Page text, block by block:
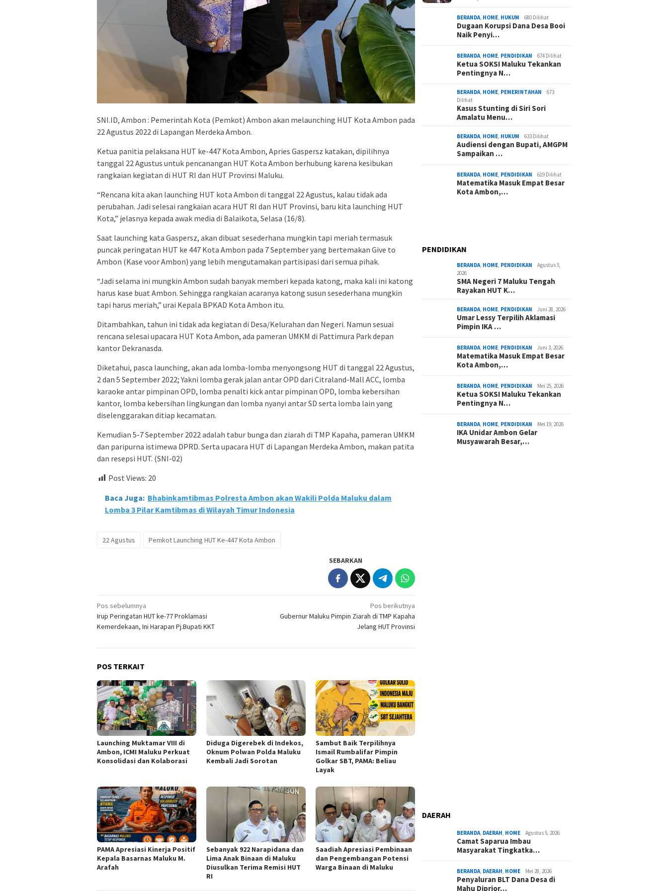
SNI.ID, Ambon : Pemerintah Kota (Pemkot) Ambon akan melaunching HUT Kota Ambon pada
22 Agustus 2022 di Lapangan Merdeka Ambon.
Ketua panitia pelaksana HUT ke-447 Kota Ambon, Apries Gaspersz katakan, dipilihnya
tanggal 22 Agustus untuk pencanangan HUT Kota Ambon berhubung karena kesibukan
rangkaian kegiatan di HUT RI dan HUT Provinsi Maluku.
“Rencana kita akan launching HUT kota Ambon di tanggal 22 Agustus, kalau tidak ada
perubahan. Jadi selesai rangkaian acara HUT RI dan HUT Provinsi, baru kita launching HUT
Kota,” jelasnya kepada awak media di Balaikota, Selasa (16/8).
Saat launching kata Gaspersz, akan dibuat sesederhana mungkin tapi meriah termasuk
puncak peringatan HUT ke 447 Kota Ambon pada 7 September yang bertemakan Give to
Ambon (Kase voor Ambon) yang lebih mengutamakan partisipasi dari semua pihak.
“Jadi selama ini mungkin Ambon sudah banyak memberi kepada katong, maka kali ini katong
harus kase buat Ambon. Sehingga rangkaian acaranya katong susun sesederhana mungkin
tapi harus meriah,” urai Kepala BPKAD Kota Ambon itu.
Ditambahkan, tahun ini tidak ada kegiatan di Desa/Kelurahan dan Negeri. Namun sesuai
rencana selesai upacara HUT Kota Ambon, ada pameran UMKM di Pattimura Park depan
kantor Dekranasda.
Diketahui, pasca launching, akan ada lomba-lomba menyongsong HUT di tanggal 22 Agustus,
2 dan 5 September 2022; Yakni lomba gerak jalan antar OPD dari Citraland-Mall ACC, lomba
karaoke antar pimpinan OPD, lomba penalti kick antar pimpinan OPD, lomba kebersihan
kantor, lomba kebersihan lingkungan dan lomba nyanyi antar SD serta lomba lain yang
diselenggarakan ditiap kecamatan.
Kemudian 5-7 September 2022 adalah tabur bunga dan ziarah di TMP Kapaha, pameran UMKM
dan paripurna istimewa DPRD. Serta upacara HUT di Lapangan Merdeka Ambon, makan patita
dan resepsi HUT. (SNI-02)
Post Views: 20
Baca Juga: Bhabinkamtibmas Polresta Ambon akan Wakili Polda Maluku dalam
Lomba 3 Pilar Kamtibmas di Wilayah Timur Indonesia
22 Agustus Pemkot Launching HUT Ke-447 Kota Ambon
SEBARKAN
Navigasi
pos
Pos sebelumnya
Irup Peringatan HUT ke-77 Proklamasi
Kemerdekaan, Ini Harapan Pj.Bupati KKT
Pos berikutnya
Gubernur Maluku Pimpin Ziarah di TMP Kapaha
Jelang HUT Provinsi
POS TERKAIT
Launching Muktamar VIII di
Ambon, ICMI Maluku Perkuat
Konsolidasi dan Kolaborasi
Diduga Digerebek di Indekos,
Oknum Polwan Polda Maluku
Kembali Jadi Sorotan
Sambut Baik Terpilihnya
Ismail Rumbalifar Pimpin
Golkar SBT, PAMA: Beliau
Layak
PAMA Apresiasi Kinerja Positif
Kepala Basarnas Maluku M.
Arafah
Sebanyak 922 Narapidana dan
Lima Anak Binaan di Maluku
Diusulkan Terima Remisi HUT
RI
Saadiah Apresiasi Pembinaan
dan Pengembangan Potensi
Warga Binaan di Maluku
BERANDA HOME HUKUM 680 Dilihat
Dugaan Korupsi Dana Desa Booi
Naik Penyi…
BERANDA HOME PENDIDIKAN 674 Dilihat
Ketua SOKSI Maluku Tekankan
Pentingnya N…
BERANDA HOME PEMERINTAHAN
673
Dilihat
Kasus Stunting di Siri Sori
Amalatu Menu…
BERANDA HOME HUKUM 633 Dilihat
Audiensi dengan Bupati, AMGPM
Sampaikan …
BERANDA HOME PENDIDIKAN 619 Dilihat
Matematika Masuk Empat Besar
Kota Ambon,…
PENDIDIKAN
BERANDA HOME PENDIDIKAN
Agustus 5,
2026
SMA Negeri 7 Maluku Tengah
Rayakan HUT K…
BERANDA HOME PENDIDIKAN Juni 28, 2026
Umar Lessy Terpilih Aklamasi
Pimpin IKA …
BERANDA HOME PENDIDIKAN Juni 3, 2026
Matematika Masuk Empat Besar
Kota Ambon,…
BERANDA HOME PENDIDIKAN Mei 25, 2026
Ketua SOKSI Maluku Tekankan
Pentingnya N…
BERANDA HOME PENDIDIKAN Mei 19, 2026
IKA Unidar Ambon Gelar
Musyawarah Besar,…
DAERAH
BERANDA DAERAH HOME Agustus 5, 2026
Camat Saparua Imbau
Masyarakat Tingkatka…
BERANDA DAERAH HOME Mei 28, 2026
Penyaluran BLT Dana Desa di
Mahu Diprior…